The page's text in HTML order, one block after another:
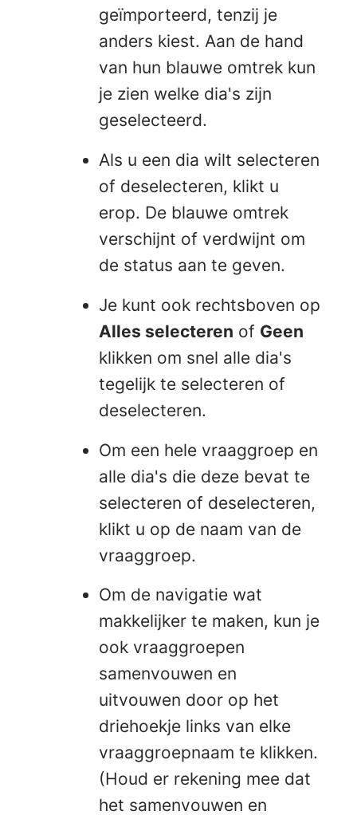
geïmporteerd, tenzij je
anders kiest. Aan de hand
van hun blauwe omtrek kun
je zien welke dia's zijn
geselecteerd.
Als u een dia wilt selecteren
of deselecteren, klikt u
erop. De blauwe omtrek
verschijnt of verdwijnt om
de status aan te geven.
Je kunt ook rechtsboven op
Alles selecteren of Geen
klikken om snel alle dia's
tegelijk te selecteren of
deselecteren.
Om een hele vraaggroep en
alle dia's die deze bevat te
selecteren of deselecteren,
klikt u op de naam van de
vraaggroep.
Om de navigatie wat
makkelijker te maken, kun je
ook vraaggroepen
samenvouwen en
uitvouwen door op het
driehoekje links van elke
vraaggroepnaam te klikken.
(Houd er rekening mee dat
het samenvouwen en